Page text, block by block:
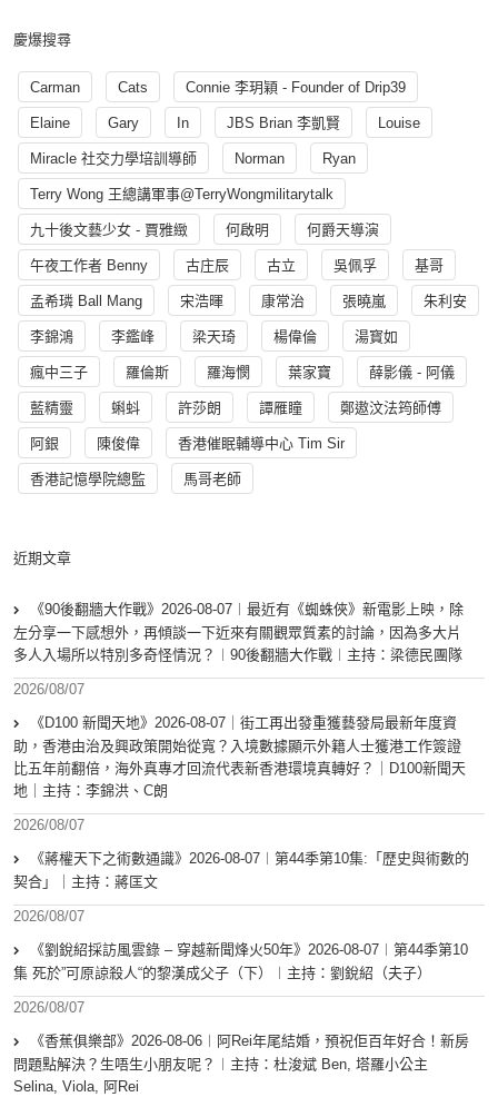
慶爆搜尋
Carman Cats Connie 李玥穎 - Founder of Drip39
Elaine Gary In JBS Brian 李凱賢 Louise
Miracle 社交力學培訓導師 Norman Ryan
Terry Wong 王總講軍事@TerryWongmilitarytalk
九十後文藝少女 - 賈雅緻 何啟明 何爵天導演
午夜工作者 Benny 古庄辰 古立 吳佩孚 基哥
孟希璘 Ball Mang 宋浩暉 康常治 張曉嵐 朱利安
李錦鴻 李鑑峰 梁天琦 楊偉倫 湯寳如
瘋中三子 羅倫斯 羅海憫 葉家寶 薛影儀 - 阿儀
藍精靈 蝌蚪 許莎朗 譚雁瞳 鄭遨汶法筠師傅
阿銀 陳俊偉 香港催眠輔導中心 Tim Sir
香港記憶學院總監 馬哥老師
近期文章
《90後翻牆大作戰》2026-08-07︱最近有《蜘蛛俠》新電影上映，除
左分享一下感想外，再傾談一下近來有關觀眾質素的討論，因為多大片
多人入場所以特別多奇怪情況？︱90後翻牆大作戰︱主持：梁德民團隊
2026/08/07
《D100 新聞天地》2026-08-07｜街工再出發重獲藝發局最新年度資
助，香港由治及興政策開始從寬？入境數據顯示外籍人士獲港工作簽證
比五年前翻倍，海外真專才回流代表新香港環境真轉好？｜D100新聞天
地｜主持：李錦洪、C朗
2026/08/07
《蔣權天下之術數通識》2026-08-07︱第44季第10集:「歴史與術數的
契合」｜主持：蔣匡文
2026/08/07
《劉銳紹採訪風雲錄 – 穿越新聞烽火50年》2026-08-07︱第44季第10
集 死於”可原諒殺人“的黎漢成父子（下）︱主持：劉銳紹（夫子）
2026/08/07
《香蕉俱樂部》2026-08-06︱阿Rei年尾結婚，預祝佢百年好合！新房
問題點解決？生唔生小朋友呢？︱主持：杜浚斌 Ben, 塔羅小公主
Selina, Viola, 阿Rei